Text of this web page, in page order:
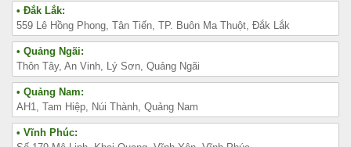
• Đắk Lắk:
559 Lê Hồng Phong, Tân Tiến, TP. Buôn Ma Thuột, Đắk Lắk
• Quảng Ngãi:
Thôn Tây, An Vinh, Lý Sơn, Quảng Ngãi
• Quảng Nam:
AH1, Tam Hiệp, Núi Thành, Quảng Nam
• Vĩnh Phúc: